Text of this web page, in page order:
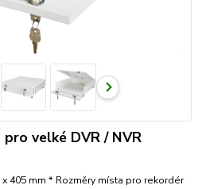
velké DVR / NVR
x 405 mm * Rozměry místa pro rekordér